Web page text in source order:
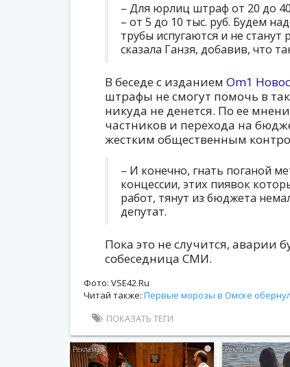
– Для юрлиц штраф от 20 до
– от 5 до 10 тыс. руб. Будем
трубы испугаются и не
сказала Ганзя, добавив, что
В беседе с изданием Om1
штрафы не смогут помочь в
никуда не денется. По ее
частников и перехода на
жестким общественным
– И конечно, гнать поганой
концессии, этих пиявок
работ, тянут из бюджета
депутат.
Пока это не случится, аварии
собеседница СМИ.
Фото: VSE42.Ru
Читай также: Первые морозы в Омске
ПОКАЗАТЬ ТЕГИ
i